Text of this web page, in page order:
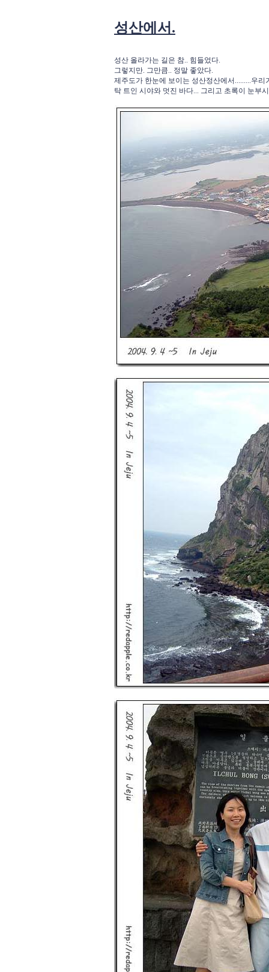
성산에서.
성산 올라가는 길은 참.. 힘들었다.
그렇지만. 그만큼.. 정말 좋았다.
제주도가 한눈에 보이는 성산정산에서.........우리
탁 트인 시야와 멋진 바다... 그리고 초록이 눈부